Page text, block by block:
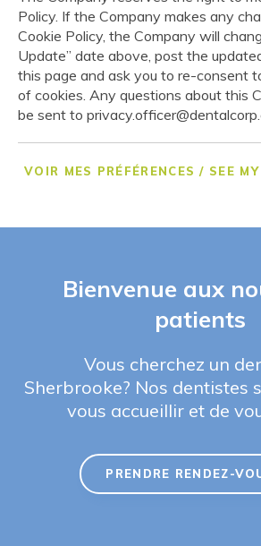
Policy. If the Company makes any
Cookie Policy, the Company will
Update” date above, post the
this page and ask you to re-consent
of cookies. Any questions about this
be sent to
VOIR MES PRÉFÉRENCES / SEE MY
Bienvenue aux
patients
Vous cherchez un
Sherbrooke? Nos dentistes
vous accueillir et de
PRENDRE RENDEZ-